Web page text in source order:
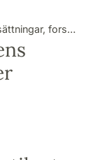
exegetik ut om 20 år?